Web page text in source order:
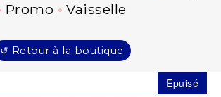
Promo
Vaisselle
↺ Retour à la boutique
Epuisé